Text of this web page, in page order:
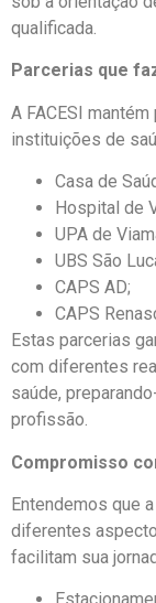
qualificada.
Parcerias que
A FACESI
instituições de
Casa de
Hospital de
UPA de
UBS São
CAPS AD;
CAPS
Estas parcerias
com diferentes
saúde,
profissão.
Compromisso
Entendemos que
diferentes
facilitam sua